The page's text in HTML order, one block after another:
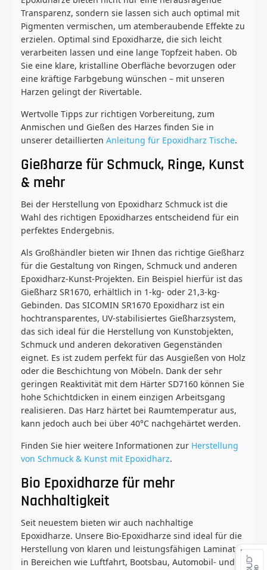
Transparenz, sondern sie lassen sich auch optimal mit
Pigmenten vermischen, um atemberaubende Effekte zu
erzielen. Optimal sind Epoxidharze, die sich leicht
verarbeiten lassen und eine lange Topfzeit haben. Ob
Sie eine klare, kristalline Oberfläche bevorzugen oder
eine kräftige Farbgebung wünschen – mit unseren
Harzen gelingt der Rivertable.
Wertvolle Tipps zur richtigen Vorbereitung, zum
Anmischen und Gießen des Harzes finden Sie in
unserer detaillierten Anleitung für Epoxidharz Tische.
Gießharze für Schmuck, Ringe, Kunst
& mehr
Bei der Herstellung von Epoxidharz Schmuck ist die
Wahl des richtigen Epoxidharzes entscheidend für ein
perfektes Endergebnis.
Als Großhändler bieten wir Ihnen das richtige Gießharz
für die Gestaltung von Ringen, Schmuck und anderen
Epoxidharz-Kunst-Projekten. Ein Beispiel hierfür ist das
Gießharz SR1670, erhältlich in 1-kg- oder 21,3-kg-
Gebinden. Das SICOMIN SR1670 Epoxidharz ist ein
hochtransparentes, UV-stabilisiertes Gießharzsystem,
das sich ideal für die Herstellung von Kunstobjekten,
Schmuck und anderen dekorativen Gegenständen
eignet. Es ist zudem perfekt für das Ausgießen von Holz
oder die Beschichtung von Möbeln. Dank der sehr
geringen Reaktivität mit dem Härter SD7160 können Sie
hohe Schichtdicken in einem einzigen Arbeitsgang
realisieren. Das Harz härtet bei Raumtemperatur aus,
kann jedoch auch bei über 40°C nachgehärtet werden.
Finden Sie hier weitere Informationen zur Herstellung
von Schmuck & Kunst mit Epoxidharz.
Bio Epoxidharze für mehr
Nachhaltigkeit
Seit neuestem bieten wir auch nachhaltige
Epoxidharze. Unsere Bio-Epoxidharze sind ideal für die
Herstellung von klaren und leistungsfähigen Laminaten
in Bereichen wie Luftfahrt, Bootsbau, Automobil- und